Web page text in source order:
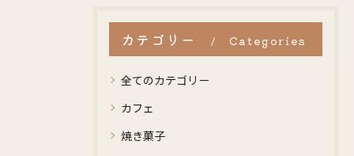
カテゴリー Categories
全てのカテゴリー
カフェ
焼き菓子